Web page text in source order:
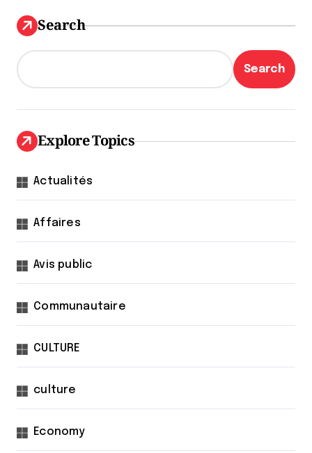
Search
Search
Explore Topics
Actualités
Affaires
Avis public
Communautaire
CULTURE
culture
Economy